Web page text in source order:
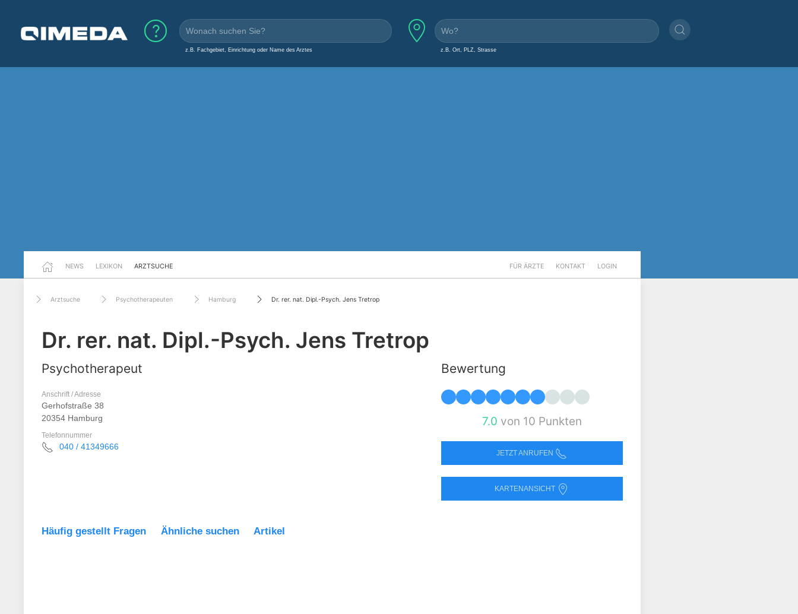
z.B. Fachgebiet, Einrichtung oder Name des Arztes z.B. Ort, PLZ, Strasse
NEWS LEXIKON ARZTSUCHE FÜR ÄRZTE KONTAKT LOGIN
Arztsuche Psychotherapeuten Hamburg Dr. rer. nat. Dipl.-Psych. Jens Tretrop
Dr. rer. nat. Dipl.-Psych. Jens Tretrop
Psychotherapeut
Anschrift / Adresse
Gerhofstraße 38
20354 Hamburg
Telefonnummer
040 / 41349666
Bewertung
7.0 von 10 Punkten
JETZT ANRUFEN
KARTENANSICHT
Häufig gestellt Fragen Ähnliche suchen Artikel